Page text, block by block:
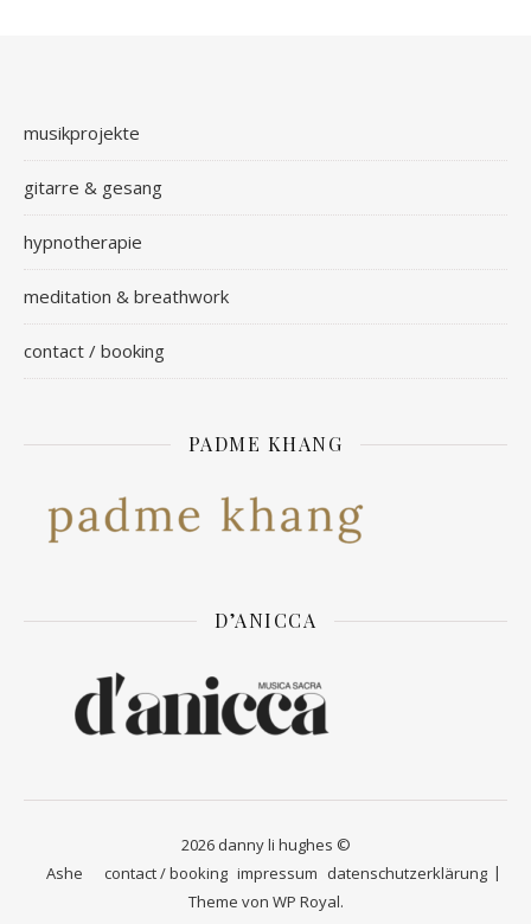
musikprojekte
gitarre & gesang
hypnotherapie
meditation & breathwork
contact / booking
PADME KHANG
D’ANICCA
2026 danny li hughes ©
contact / booking impressum datenschutzerklärung
Ashe
Theme von WP Royal.